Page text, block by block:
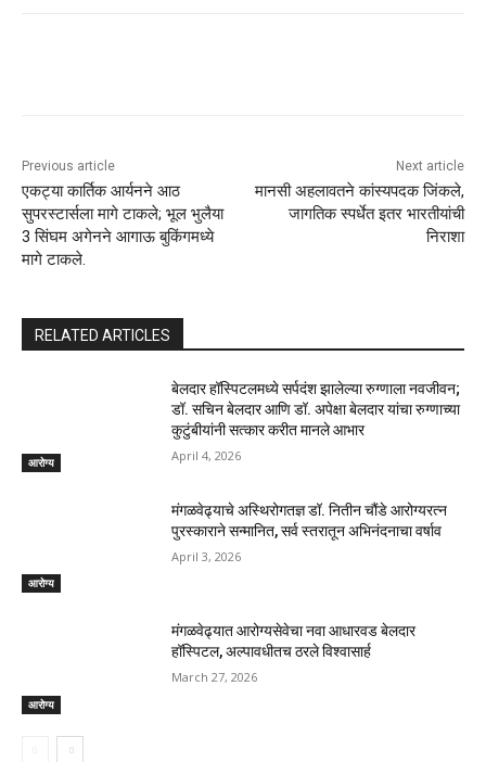
Previous article
एकट्या कार्तिक आर्यनने आठ
सुपरस्टार्सला मागे टाकले; भूल भुलैया
3 सिंघम अगेनने आगाऊ बुकिंगमध्ये
मागे टाकले.
Next article
मानसी अहलावतने कांस्यपदक जिंकले,
जागतिक स्पर्धेत इतर भारतीयांची
निराशा
RELATED ARTICLES
आरोग्य
बेलदार हॉस्पिटलमध्ये सर्पदंश झालेल्या रुग्णाला नवजीवन;
डॉ. सचिन बेलदार आणि डॉ. अपेक्षा बेलदार यांचा रुग्णाच्या
कुटुंबीयांनी सत्कार करीत मानले आभार
April 4, 2026
आरोग्य
मंगळवेढ्याचे अस्थिरोगतज्ञ डॉ. नितीन चौंडे आरोग्यरत्न
पुरस्काराने सन्मानित, सर्व स्तरातून अभिनंदनाचा वर्षाव
April 3, 2026
आरोग्य
मंगळवेढ्यात आरोग्यसेवेचा नवा आधारवड बेलदार
हॉस्पिटल, अल्पावधीतच ठरले विश्वासार्ह
March 27, 2026